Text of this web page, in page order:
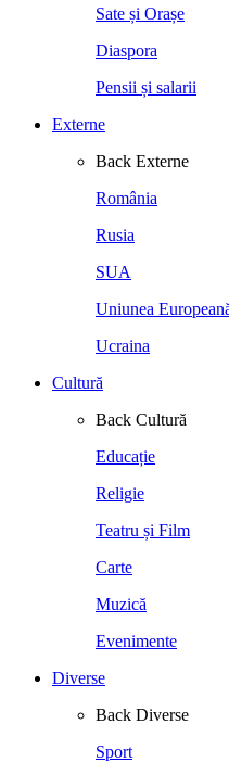
Sate și Orașe
Diaspora
Pensii și salarii
Externe
Back Externe
România
Rusia
SUA
Uniunea
Ucraina
Cultură
Back Cultură
Educație
Religie
Teatru și Film
Carte
Muzică
Evenimente
Diverse
Back Diverse
Sport